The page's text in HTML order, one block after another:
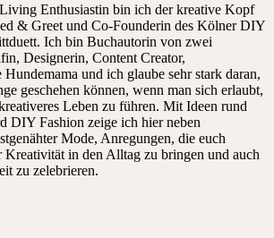
Enthusiastin bin ich der kreative Kopf
& Greet und Co-Founderin des Kölner DIY
Ich bin Buchautorin von zwei
Designerin, Content Creator,
und ich glaube sehr stark daran,
geschehen können, wenn man sich erlaubt,
Leben zu führen. Mit Ideen rund
DIY Fashion zeige ich hier neben
Mode, Anregungen, die euch
Kreativität in den Alltag zu bringen und auch
zu zelebrieren.